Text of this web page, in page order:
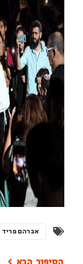
אברהם פריד